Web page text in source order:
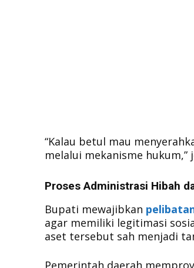
​“Kalau betul mau
melalui mekanisme hukum,”
Proses Administrasi Hibah
​Bupati mewajibkan
agar memiliki legitimasi
aset tersebut sah menjadi